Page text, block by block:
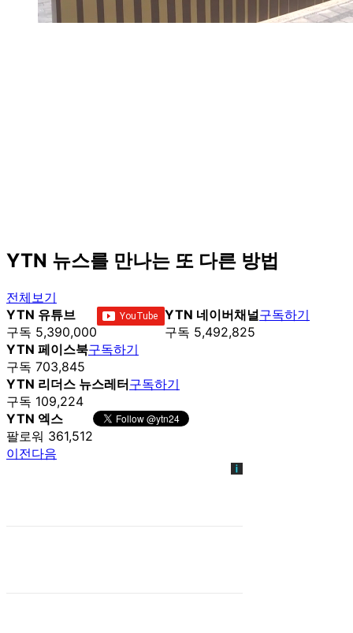
YTN 뉴스를 만나는 또 다른 방법
전체보기
YTN 유튜브
구독 5,390,000
YTN 네이버채널
구독 5,492,825
구독하기
YTN 페이스북
구독 703,845
구독하기
YTN 리더스 뉴스레터
구독 109,224
구독하기
YTN 엑스
팔로워 361,512
이전다음